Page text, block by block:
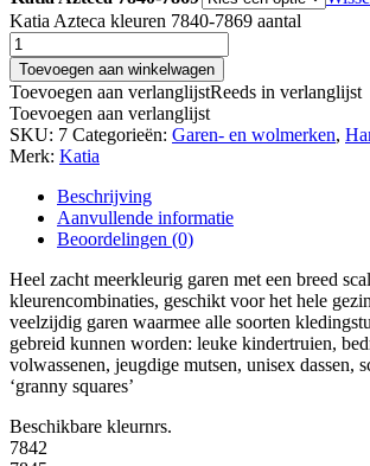
Katia Azteca kleuren 7840-7869 aantal
Toevoegen aan winkelwagen
Toevoegen aan verlanglijstReeds in verlanglijst
Toevoegen aan verlanglijst
SKU: 7 Categorieën: Garen- en wolmerken,
Merk: Katia
Beschrijving
Aanvullende informatie
Beoordelingen (0)
Heel zacht meerkleurig garen met een breed
kleurencombinaties, geschikt voor het hele
veelzijdig garen waarmee alle soorten
gebreid kunnen worden: leuke kindertruien,
volwassenen, jeugdige mutsen, unisex dassen,
‘granny squares’
Beschikbare kleurnrs.
7842